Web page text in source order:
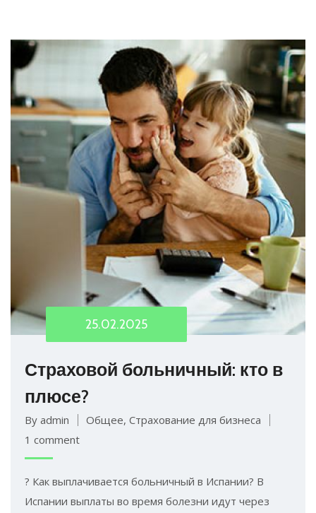
25.02.2025
Страховой больничный: кто в
плюсе?
By admin Общее, Страхование для бизнеса
1 comment
? Как выплачивается больничный в Испании? В
Испании выплаты во время болезни идут через